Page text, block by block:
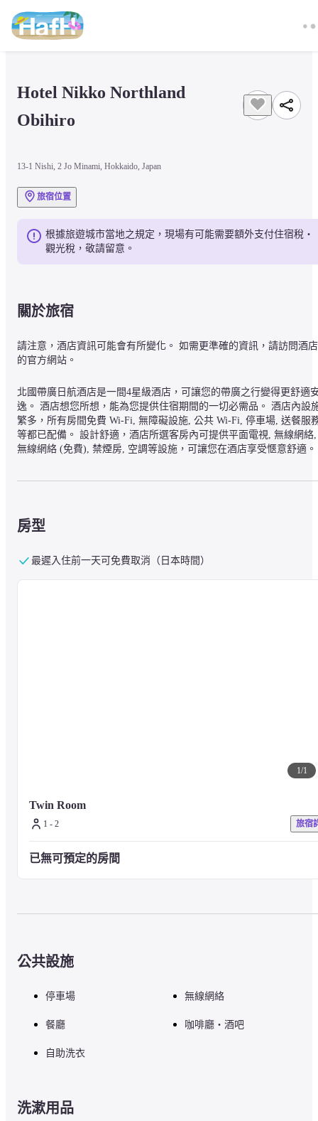
Hotel Nikko Northland
Obihiro
13-1 Nishi, 2 Jo Minami, Hokkaido, Japan
旅宿位置
根據旅遊城市當地之規定，現場有可能需要額外支付住宿稅・
觀光稅，敬請留意。
關於旅宿
請注意，酒店資訊可能會有所變化。 如需更準確的資訊，請訪問酒店
的官方網站。
北國帶廣日航酒店是一間4星級酒店，可讓您的帶廣之行變得更舒適
逸。 酒店想您所想，能為您提供住宿期間的一切必需品。 酒店內設
繁多，所有房間免費 Wi-Fi, 無障礙設施, 公共 Wi-Fi, 停車場, 送餐服
等都已配備。 設計舒適，酒店所選客房內可提供平面電視, 無線網絡,
無線網絡 (免費), 禁煙房, 空調等設施，可讓您在酒店享受愜意舒適。
房型
最遲入住前一天可免費取消（日本時間）
1/1
Twin Room
1 - 2 旅宿
已無可預定的房間
公共設施
停車場 無線網絡
餐廳 咖啡廳・酒吧
自助洗衣
洗漱用品